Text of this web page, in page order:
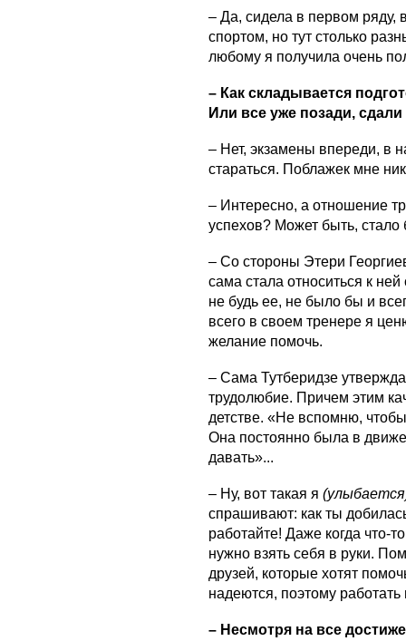
– Да, сидела в первом ряду,
спортом, но тут столько
любому я получила очень
– Как складывается
Или все уже позади,
– Нет, экзамены впереди, в
стараться. Поблажек мне
– Интересно, а отношение
успехов? Может быть,
– Со стороны Этери
сама стала относиться к
не будь ее, не было бы и
всего в своем тренере я
желание помочь.
– Сама Тутберидзе
трудолюбие. Причем этим
детстве. «Не вспомню,
Она постоянно была в
давать»...
– Ну, вот такая я
спрашивают: как ты
работайте! Даже когда что-
нужно взять себя в руки.
друзей, которые хотят
надеются, поэтому
– Несмотря на все